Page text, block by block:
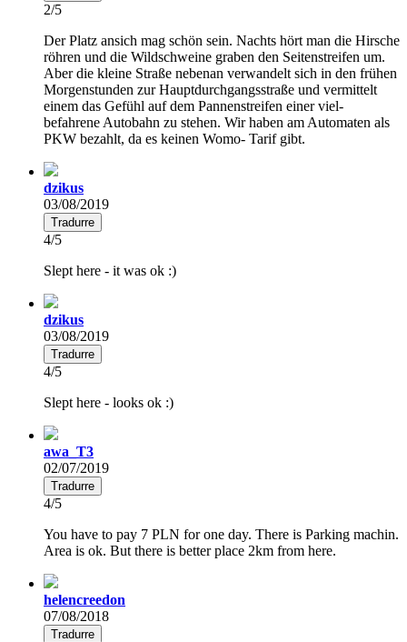
2/5
Der Platz ansich mag schön sein. Nachts hört man die Hirsche
röhren und die Wildschweine graben den Seitenstreifen um.
Aber die kleine Straße nebenan verwandelt sich in den frühen
Morgenstunden zur Hauptdurchgangsstraße und vermittelt
einem das Gefühl auf dem Pannenstreifen einer viel-
befahrene Autobahn zu stehen. Wir haben am Automaten als
PKW bezahlt, da es keinen Womo- Tarif gibt.
dzikus
03/08/2019
Tradurre
4/5
Slept here - it was ok :)
dzikus
03/08/2019
Tradurre
4/5
Slept here - looks ok :)
awa_T3
02/07/2019
Tradurre
4/5
You have to pay 7 PLN for one day. There is Parking machin.
Area is ok. But there is better place 2km from here.
helencreedon
07/08/2018
Tradurre